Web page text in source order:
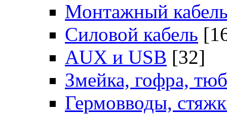
Монтажный
Силовой кабель
AUX и USB [32]
Змейка, гофра,
Гермовводы,